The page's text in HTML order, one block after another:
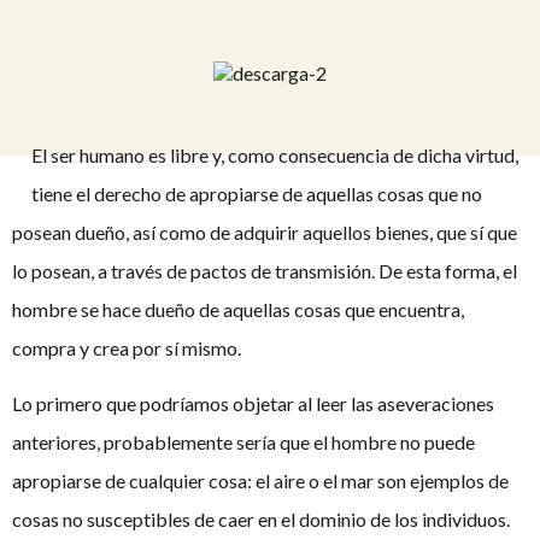
El ser humano es libre y, como consecuencia de dicha virtud,
tiene el derecho de apropiarse de aquellas cosas que no
posean dueño, así como de adquirir aquellos bienes, que sí que
lo posean, a través de pactos de transmisión. De esta forma, el
hombre se hace dueño de aquellas cosas que encuentra,
compra y crea por sí mismo.
Lo primero que podríamos objetar al leer las aseveraciones
anteriores, probablemente sería que el hombre no puede
apropiarse de cualquier cosa: el aire o el mar son ejemplos de
cosas no susceptibles de caer en el dominio de los individuos.